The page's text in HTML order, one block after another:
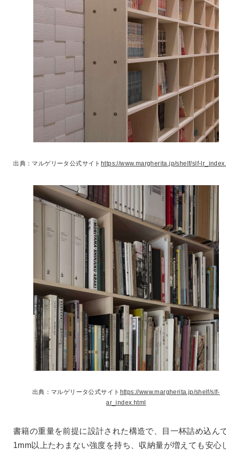
出典：マルゲリータ公式サイト https://www.margherita.jp/shelf/slf-
出典：マルゲリータ公式サイト https://www.margherita.jp/shelf/slf-
ar_index.html
書籍の重量を前提に設計された構造で、目一杯詰め込ん
1mm以上たわまない強度を持ち、収納量が増えても安心